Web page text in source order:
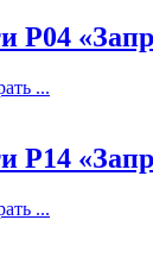
P04
...
P14
...